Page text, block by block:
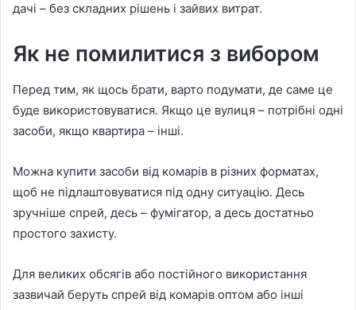
дачі – без складних рішень і зайвих витрат.
Як не помилитися з вибором
Перед тим, як щось брати, варто подумати, де саме це
буде використовуватися. Якщо це вулиця – потрібні одні
засоби, якщо квартира – інші.
Можна купити засоби від комарів в різних форматах,
щоб не підлаштовуватися під одну ситуацію. Десь
зручніше спрей, десь – фумігатор, а десь достатньо
простого захисту.
Для великих обсягів або постійного використання
зазвичай беруть спрей від комарів оптом або інші